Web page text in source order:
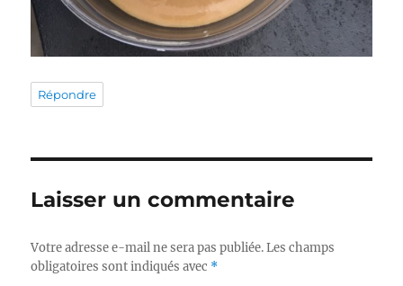
Répondre
Laisser un commentaire
Votre adresse e-mail ne sera pas publiée. Les champs
obligatoires sont indiqués avec *